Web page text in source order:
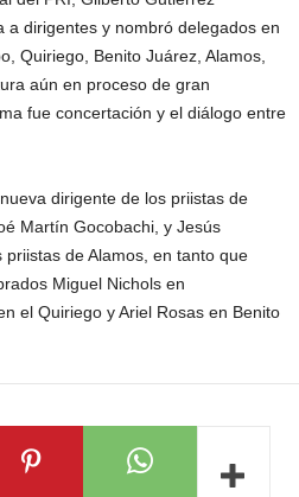
a dirigentes y nombró delegados en
Quiriego, Benito Juárez, Alamos,
aún en proceso de gran
fue concertación y el diálogo entre
dirigente de los priistas de
Martín Gocobachi, y Jesús
de Alamos, en tanto que
Miguel Nichols en
el Quiriego y Ariel Rosas en Benito